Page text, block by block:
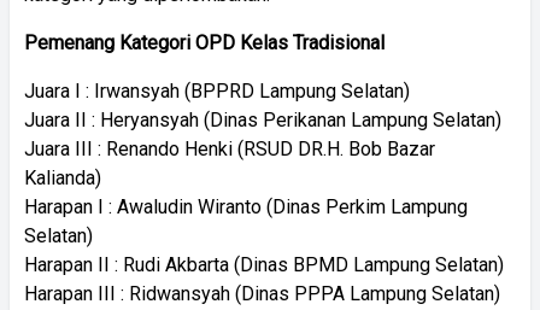
Pemenang Kategori OPD Kelas Tradisional
Juara I : Irwansyah (BPPRD Lampung Selatan)
Juara II : Heryansyah (Dinas Perikanan Lampung Selatan)
Juara III : Renando Henki (RSUD DR.H. Bob Bazar
Kalianda)
Harapan I : Awaludin Wiranto (Dinas Perkim Lampung
Selatan)
Harapan II : Rudi Akbarta (Dinas BPMD Lampung Selatan)
Harapan III : Ridwansyah (Dinas PPPA Lampung Selatan)